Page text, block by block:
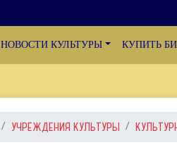
НОВОСТИ КУЛЬТУРЫ КУПИТЬ
УЧРЕЖДЕНИЯ КУЛЬТУРЫ